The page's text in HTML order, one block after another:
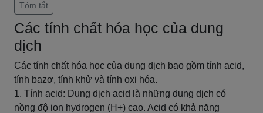
Tóm tắt
Các tính chất hóa học của dung
dịch
Các tính chất hóa học của dung dịch bao gồm tính acid,
tính bazơ, tính khử và tính oxi hóa.
1. Tính acid: Dung dịch acid là những dung dịch có
nồng độ ion hydrogen (H+) cao. Acid có khả năng